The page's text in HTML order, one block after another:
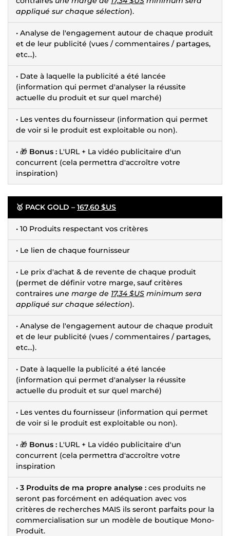
appliqué sur chaque sélection).
• Analyse de l'engagement autour de chaque produit
et de leur publicité (vues / commentaires / partages,
etc...).
• Date à laquelle la publicité a été lancée
(information qui permet d'analyser la réussite
actuelle du produit et sur quel marché)
• Les ventes du fournisseur (information qui permet
de voir si le produit est exploitable ou non).
• 🎁 Bonus : L'URL + La vidéo publicitaire d'un
concurrent (cela permettra d'accroître votre
inspiration)
🥇 PACK GOLD – 167,60 $US
• 10 Produits respectant vos critères
• Le lien de chaque fournisseur
• Le prix d'achat & de revente de chaque produit
(permet de définir votre marge, sauf critères
contraires une marge de 17,34 $US minimum sera
appliqué sur chaque sélection).
• Analyse de l'engagement autour de chaque produit
et de leur publicité (vues / commentaires / partages,
etc...).
• Date à laquelle la publicité a été lancée
(information qui permet d'analyser la réussite
actuelle du produit et sur quel marché)
• Les ventes du fournisseur (information qui permet
de voir si le produit est exploitable ou non).
• 🎁 Bonus : L'URL + La vidéo publicitaire d'un
concurrent (cela permettra d'accroître votre
inspiration
• 3 Produits de ma propre analyse : ces produits ne
seront pas forcément en adéquation avec vos
critères de recherches MAIS ils seront parfaits pour la
commercialisation sur un modèle de boutique Mono-
Produit.